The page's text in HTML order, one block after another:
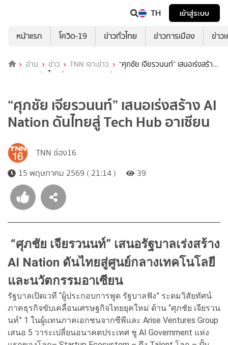
TH
เข้าสู่ระบบ
หน้าแรก
โควิด-19 ข่าวทั่วไทย ข่าวการเมือง ข่าว
อ่าน ข่าว TNN เจาะข่าว
“ศุภชัย เจียรวนนท์” เสนอเร่งสร้าง
AI Nation ดันไทยสู่ Tech Hub อาเซียน
“ศุภชัย เจียรวนนท์” เสนอเร่งสร้าง AI
Nation ดันไทยสู่ Tech Hub อาเซียน
TNN ช่อง16
15 พฤษภาคม 2569 ( 21:14 )
39
“ศุภชัย เจียรวนนท์” เสนอรัฐบาลเร่งสร้าง
AI Nation ดันไทยสู่ศูนย์กลางเทคโนโลยี
และนวัตกรรมอาเซียน
รัฐบาลเปิดเวที “ผู้ประกอบการพูด รัฐบาลฟัง” ระดมวิสัยทัศน์
ภาคธุรกิจขับเคลื่อนเศรษฐกิจไทยยุคใหม่ ด้าน “ศุภชัย เจียรวน
นท์” 1 ในผู้แทนภาคเอกชนจากซีพีและ Arise Ventures Group
เสนอ 5 วาระเปลี่ยนอนาคตประเทศ ชู AI Government แห่ง